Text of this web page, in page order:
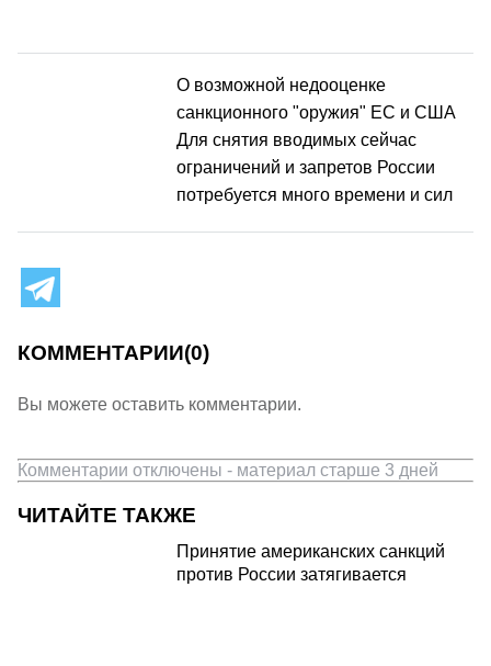
О возможной недооценке
санкционного "оружия" ЕС и США
Для снятия вводимых сейчас
ограничений и запретов России
потребуется много времени и сил
КОММЕНТАРИИ(0)
Вы можете оставить комментарии.
Комментарии отключены - материал старше 3 дней
ЧИТАЙТЕ ТАКЖЕ
Принятие американских санкций
против России затягивается